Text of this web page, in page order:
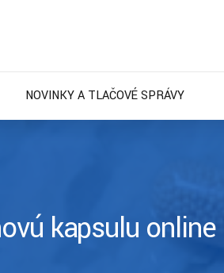
NOVINKY A TLAČOVÉ SPRÁVY
kapsulu online